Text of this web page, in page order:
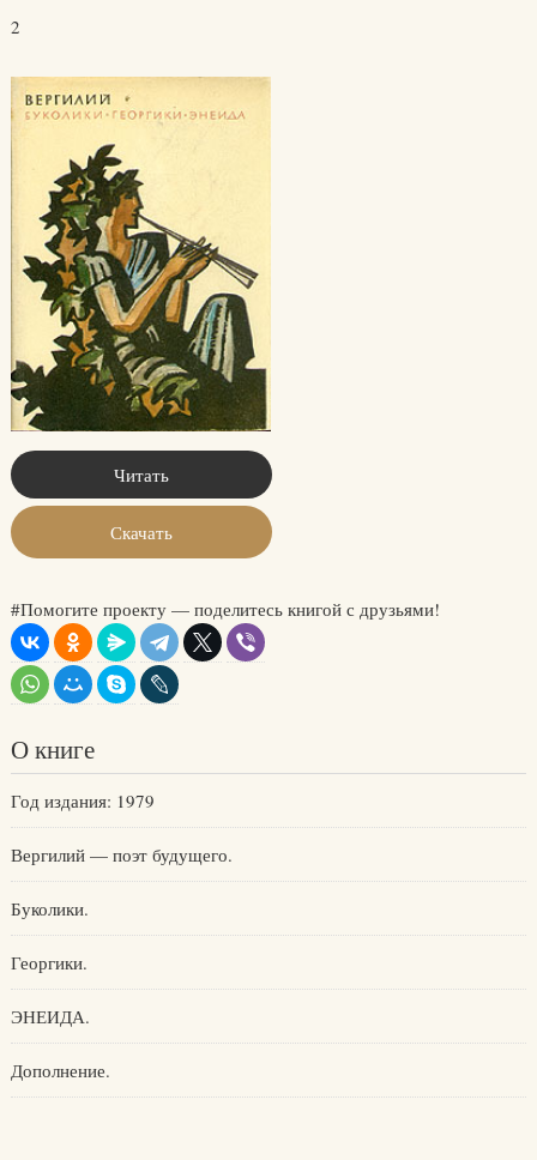
2
Читать
Скачать
#Помогите проекту — поделитесь книгой с друзьями!
О книге
Год издания: 1979
Вергилий — поэт будущего.
Буколики.
Георгики.
ЭНЕИДА.
Дополнение.